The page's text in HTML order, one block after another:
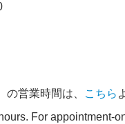
営業時間は、 こちら
For appointment-